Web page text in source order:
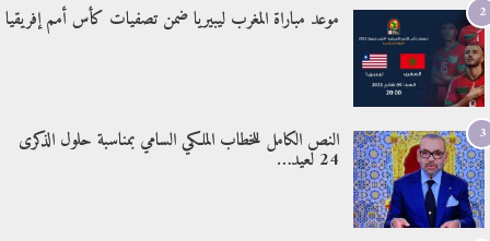
2 موعد مباراة المغرب ليبيريا ضمن تصفيات كأس أمم إفريقيا
3 النص الكامل للخطاب الملكي السامي بمناسبة حلول الذكرى
24 لعيد…